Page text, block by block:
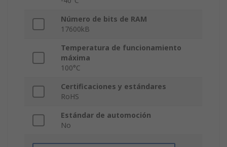
Número de bits de RAM
17600kB
Temperatura de funcionamiento
máxima
100°C
Certificaciones y estándares
RoHS
Estándar de automoción
No